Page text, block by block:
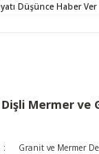
Düşünce Haber Ver
Mermer ve
Granit ve Mermer